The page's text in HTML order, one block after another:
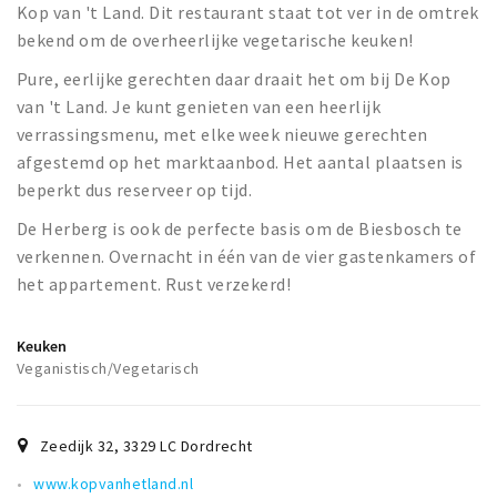
Uitjes & activiteiten
Toeristische routes
Sport
Natuur
Inloggen
Kop van 't Land. Dit restaurant staat tot ver in de omtrek
bekend om de overheerlijke vegetarische keuken!
Pure, eerlijke gerechten daar draait het om bij De Kop
van 't Land. Je kunt genieten van een heerlijk
verrassingsmenu, met elke week nieuwe gerechten
afgestemd op het marktaanbod. Het aantal plaatsen is
beperkt dus reserveer op tijd.
De Herberg is ook de perfecte basis om de Biesbosch te
verkennen. Overnacht in één van de vier gastenkamers of
het appartement. Rust verzekerd!
Keuken
Veganistisch/Vegetarisch
Zeedijk 32, 3329 LC Dordrecht
www.kopvanhetland.nl